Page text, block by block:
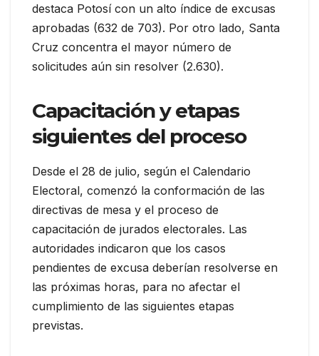
destaca Potosí con un alto índice de excusas
aprobadas (632 de 703). Por otro lado, Santa
Cruz concentra el mayor número de
solicitudes aún sin resolver (2.630).
Capacitación y etapas
siguientes del proceso
Desde el 28 de julio, según el Calendario
Electoral, comenzó la conformación de las
directivas de mesa y el proceso de
capacitación de jurados electorales. Las
autoridades indicaron que los casos
pendientes de excusa deberían resolverse en
las próximas horas, para no afectar el
cumplimiento de las siguientes etapas
previstas.